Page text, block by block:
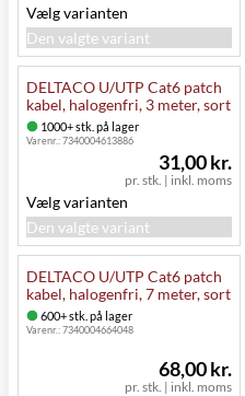
Vælg varianten
Den valgte variant
DELTACO U/UTP Cat6 patch
kabel, halogenfri, 3 meter, sort
1000+ stk. på lager
Varenr.:7340004613886
pr. stk. | inkl. moms
31,00 kr.
Vælg varianten
Den valgte variant
DELTACO U/UTP Cat6 patch
kabel, halogenfri, 7 meter, sort
600+ stk. på lager
Varenr.:7340004664048
pr. stk. | inkl. moms
68,00 kr.